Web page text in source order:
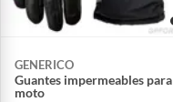
GENERICO
Guantes impermeables para
moto